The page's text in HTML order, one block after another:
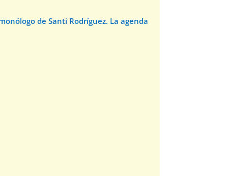
de Santi Rodríguez. La agenda